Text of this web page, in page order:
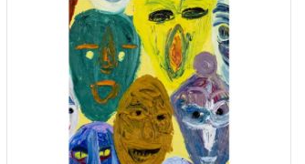
Navn (Z-A)
Pris (stigende)
Pris (faldende)
Nyeste